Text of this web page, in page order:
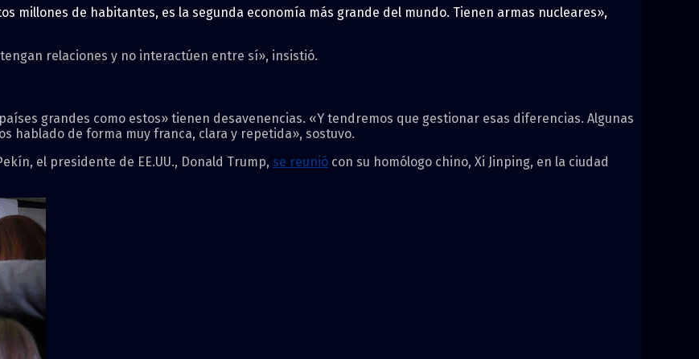
millones de habitantes, es la segunda economía más grande del mundo. Tienen armas nucleares»,
tengan relaciones y no interactúen entre sí», insistió.
grandes como estos» tienen desavenencias. «Y tendremos que gestionar esas diferencias. Algunas
hablado de forma muy franca, clara y repetida», sostuvo.
el presidente de EE.UU., Donald Trump, se reunió con su homólogo chino, Xi Jinping, en la ciudad